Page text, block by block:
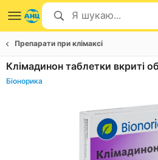
Препарати при клімаксі
Клімадинон таблетки вкриті
Біонорика